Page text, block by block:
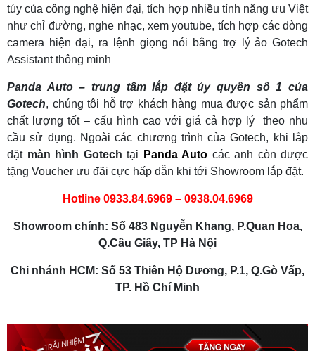
túy của công nghệ hiện đại, tích hợp nhiều tính năng ưu Việt
như chỉ đường, nghe nhạc, xem youtube, tích hợp các dòng
camera hiện đại, ra lệnh giọng nói bằng trợ lý ảo Gotech
Assistant thông minh
Panda Auto – trung tâm lắp đặt ủy quyền số 1 của
Gotech, chúng tôi hỗ trợ khách hàng mua được sản phẩm
chất lượng tốt – cấu hình cao với giá cả hợp lý theo nhu
cầu sử dụng. Ngoài các chương trình của Gotech, khi lắp
đặt màn hình Gotech tại Panda Auto các anh còn được
tặng Voucher ưu đãi cực hấp dẫn khi tới Showroom lắp đặt.
Hotline 0933.84.6969 – 0938.04.6969
Showroom chính: Số 483 Nguyễn Khang, P.Quan Hoa,
Q.Cầu Giấy, TP Hà Nội
Chi nhánh HCM: Số 53 Thiên Hộ Dương, P.1, Q.Gò Vấp,
TP. Hồ Chí Minh